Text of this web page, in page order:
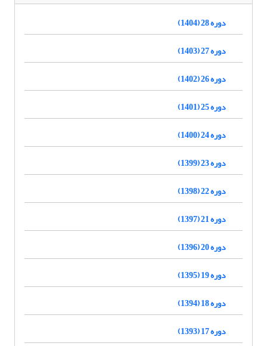
دوره 28 (1404)
دوره 27 (1403)
دوره 26 (1402)
دوره 25 (1401)
دوره 24 (1400)
دوره 23 (1399)
دوره 22 (1398)
دوره 21 (1397)
دوره 20 (1396)
دوره 19 (1395)
دوره 18 (1394)
دوره 17 (1393)